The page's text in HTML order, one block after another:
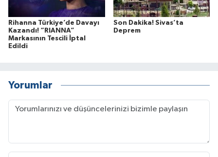
Rihanna Türkiye’de Davayı
Kazandı! “RIANNA”
Markasının Tescili İptal
Edildi
Son Dakika! Sivas’ta
Deprem
Yorumlar